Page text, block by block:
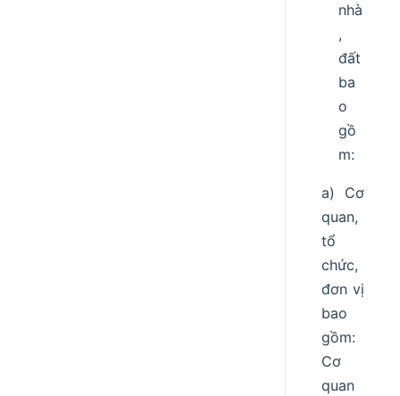
nhà
,
đất
ba
o
gồ
m:
a) Cơ
quan,
tổ
chức,
đơn vị
bao
gồm:
Cơ
quan